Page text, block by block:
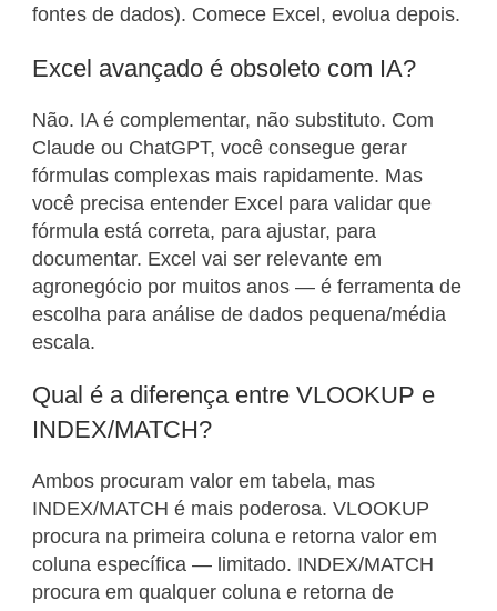
fontes de dados). Comece Excel, evolua depois.
Excel avançado é obsoleto com IA?
Não. IA é complementar, não substituto. Com
Claude ou ChatGPT, você consegue gerar
fórmulas complexas mais rapidamente. Mas
você precisa entender Excel para validar que
fórmula está correta, para ajustar, para
documentar. Excel vai ser relevante em
agronegócio por muitos anos — é ferramenta de
escolha para análise de dados pequena/média
escala.
Qual é a diferença entre VLOOKUP e
INDEX/MATCH?
Ambos procuram valor em tabela, mas
INDEX/MATCH é mais poderosa. VLOOKUP
procura na primeira coluna e retorna valor em
coluna específica — limitado. INDEX/MATCH
procura em qualquer coluna e retorna de